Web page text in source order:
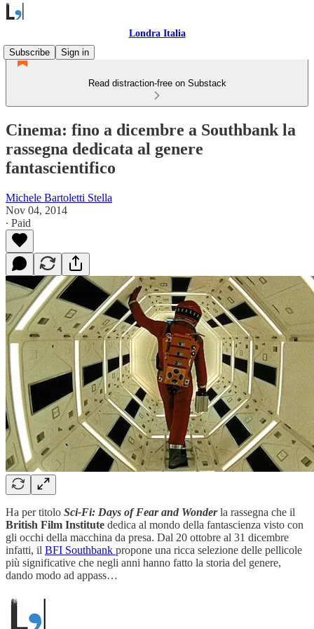
Londra Italia
Subscribe
Sign in
Read distraction-free on Substack
Cinema: fino a dicembre a Southbank la
rassegna dedicata al genere
fantascientifico
Michele Bartoletti Stella
Nov 04, 2014
∙ Paid
Ha per titolo Sci-Fi: Days of Fear and Wonderla rassegna che il
British Film Institute dedica al mondo della fantascienza visto con
gli occhi della macchina da presa. Dal 20 ottobre al 31 dicembre
infatti, il BFI Southbank propone una ricca selezione delle pellicole
più significative che negli anni hanno fatto la storia del genere,
dando modo ad appass…